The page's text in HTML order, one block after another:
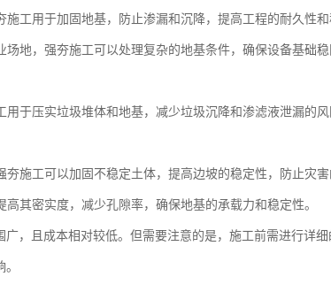
工用于加固地基，防止渗漏和沉降，提高工程的耐久性和
地，强夯施工可以处理复杂的地基条件，确保设备基础
于压实垃圾堆体和地基，减少垃圾沉降和渗滤液泄漏的
施工可以加固不稳定土体，提高边坡的稳定性，防止灾害
其密实度，减少孔隙率，确保地基的承载力和稳定性。
，且成本相对较低。但需要注意的是，施工前需进行详